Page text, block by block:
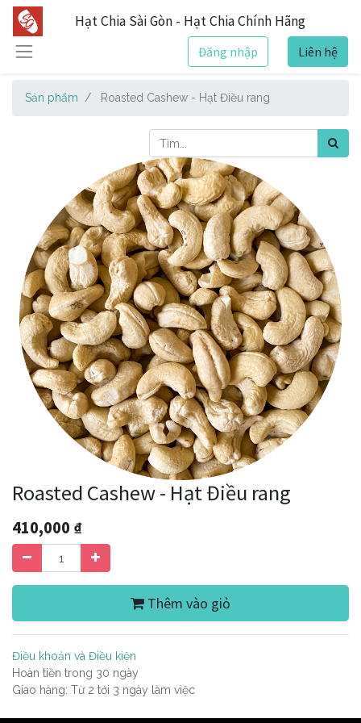
Hạt Chia Sài Gòn - Hạt Chia Chính Hãng
Đăng nhập Liên hệ
Sản phẩm Roasted Cashew - Hạt Điều rang
Roasted Cashew - Hạt Điều rang
410,000 ₫
Thêm vào giỏ
Điều khoản và Điều kiện
Hoàn tiền trong 30 ngày
Giao hàng: Từ 2 tới 3 ngày làm việc